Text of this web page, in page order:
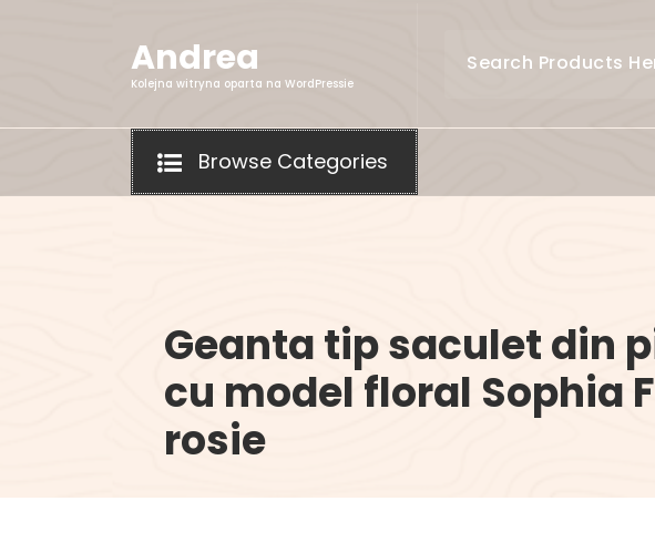
Andrea
Kolejna witryna oparta na WordPressie
Browse Categories
Geanta tip saculet din
cu model floral Sophia
rosie